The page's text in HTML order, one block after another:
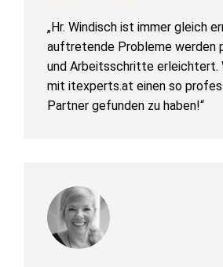
„Hr. Windisch ist immer gleich
auftretende Probleme werden
und Arbeitsschritte erleichtert.
mit itexperts.at einen so
Partner gefunden zu haben!“